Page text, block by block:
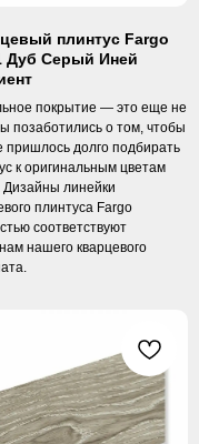
плинтус Fargo
Дуб Серый Иней
покрытие — это еще не
позаботились о том, чтобы
пришлось долго подбирать
к оригинальным цветам
Дизайны линейки
плинтуса Fargo
соответствуют
нашего кварцевого